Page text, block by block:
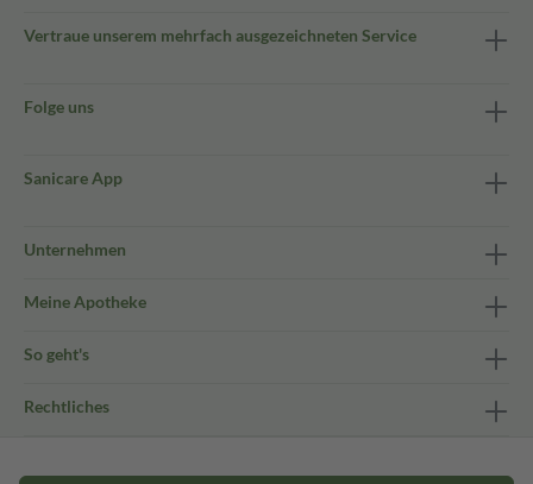
Vertraue unserem mehrfach ausgezeichneten Service
Folge uns
Sanicare App
Unternehmen
Meine Apotheke
So geht's
Rechtliches